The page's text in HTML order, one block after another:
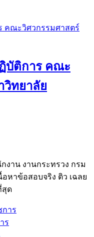
บัติการ คณะ
วิทยาลัย
งาน งานกระทรวง กรม
หาข้อสอบจริง ติว เฉลย
สุด
าร
ร